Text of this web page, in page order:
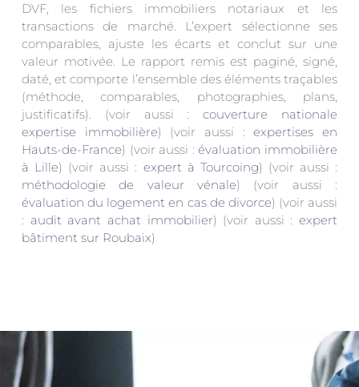
DVF, les fichiers immobiliers notariaux et les
transactions de marché. L’expert sélectionne ses
comparables, ajuste les écarts et conclut sur une
valeur motivée. Le rapport remis est paginé, signé,
daté, et comporte l’ensemble des éléments traçables
(méthode, comparables, photographies, plans,
justificatifs). (voir aussi :couverture nationale
expertise immobilière) (voir aussi :expertises en
Hauts-de-France) (voir aussi :évaluation immobilière
à Lille) (voir aussi : expert à Tourcoing) (voir aussi :
méthodologie de valeur vénale) (voir aussi :
évaluation du logement en cas de divorce) (voir aussi
: audit avant achat immobilier) (voir aussi : expert
bâtiment sur Roubaix)